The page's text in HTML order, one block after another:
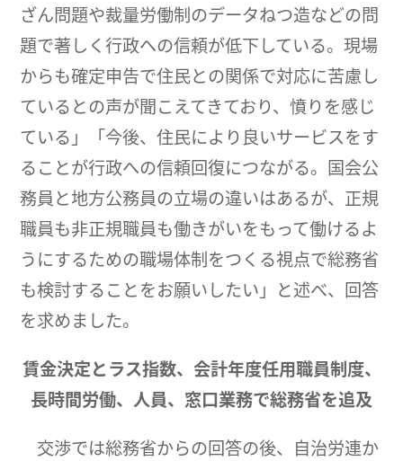
ざん問題や裁量労働制のデータねつ造などの問
題で著しく行政への信頼が低下している。現場
からも確定申告で住民との関係で対応に苦慮し
ているとの声が聞こえてきており、憤りを感じ
ている」「今後、住民により良いサービスをす
ることが行政への信頼回復につながる。国会公
務員と地方公務員の立場の違いはあるが、正規
職員も非正規職員も働きがいをもって働けるよ
うにするための職場体制をつくる視点で総務省
も検討することをお願いしたい」と述べ、回答
を求めました。
賃金決定とラス指数、会計年度任用職員制度、
長時間労働、人員、窓口業務で総務省を追及
交渉では総務省からの回答の後、自治労連か